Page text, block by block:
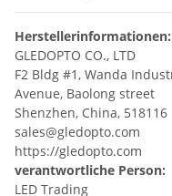
Herstellerinformationen:
GLEDOPTO CO., LTD
F2 Bldg #1, Wanda
Avenue, Baolong street
Shenzhen, China, 518116
sales@gledopto.com
https://gledopto.com
verantwortliche Person:
LED Trading